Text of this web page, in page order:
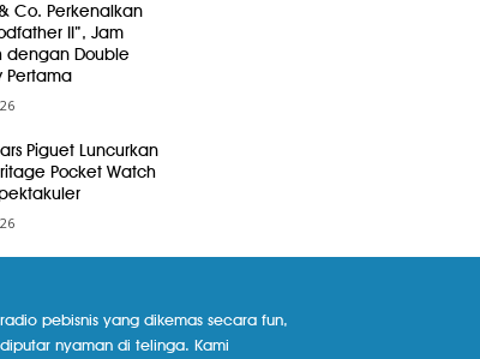
Co. Perkenalkan
II”, Jam
dengan Double
Pertama
Piguet Luncurkan
Pocket Watch
pebisnis yang dikemas secara fun,
nyaman di telinga. Kami